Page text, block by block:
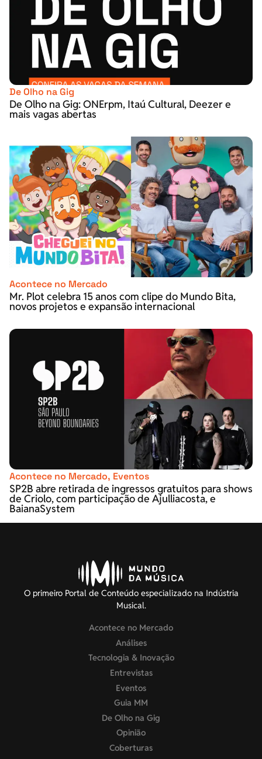
De Olho na Gig
De Olho na Gig: ONErpm, Itaú Cultural, Deezer e
mais vagas abertas
Acontece no Mercado
Mr. Plot celebra 15 anos com clipe do Mundo Bita,
novos projetos e expansão internacional
Acontece no Mercado, Eventos
SP2B abre retirada de ingressos gratuitos para shows
de Criolo, com participação de Ajulliacosta, e
BaianaSystem
O primeiro Portal de Conteúdo especializado na Indústria
Musical.
Acontece no Mercado
Análises
Tecnologia & Inovação
Entrevistas
Eventos
Guia MM
De Olho na Gig
Opinião
Coberturas